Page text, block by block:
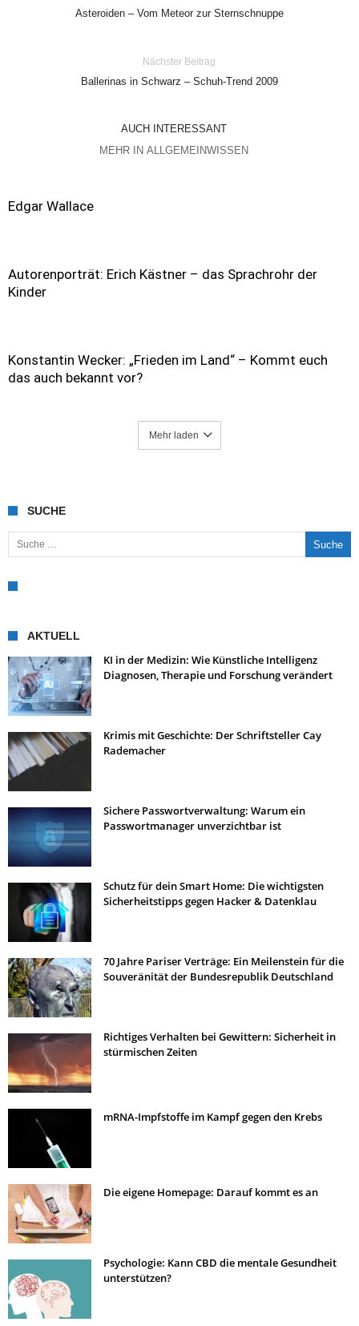
Asteroiden – Vom Meteor zur Sternschnuppe
Nächster Beitrag
Ballerinas in Schwarz – Schuh-Trend 2009
AUCH INTERESSANT
MEHR IN ALLGEMEINWISSEN
Edgar Wallace
Autorenporträt: Erich Kästner – das Sprachrohr der
Kinder
Konstantin Wecker: „Frieden im Land“ – Kommt euch
das auch bekannt vor?
Mehr laden
SUCHE
Suche nach:
AKTUELL
KI in der Medizin: Wie Künstliche Intelligenz
Diagnosen, Therapie und Forschung verändert
Krimis mit Geschichte: Der Schriftsteller Cay
Rademacher
Sichere Passwortverwaltung: Warum ein
Passwortmanager unverzichtbar ist
Schutz für dein Smart Home: Die wichtigsten
Sicherheitstipps gegen Hacker & Datenklau
70 Jahre Pariser Verträge: Ein Meilenstein für die
Souveränität der Bundesrepublik Deutschland
Richtiges Verhalten bei Gewittern: Sicherheit in
stürmischen Zeiten
mRNA-Impfstoffe im Kampf gegen den Krebs
Die eigene Homepage: Darauf kommt es an
Psychologie: Kann CBD die mentale Gesundheit
unterstützen?